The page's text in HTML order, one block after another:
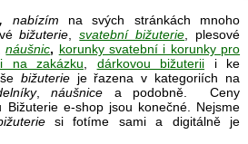
nabízím na svých stránkách mnoho
bižuterie ,svatební bižuterie , plesové
,náušnic, korunky svatební i korunky pro
na zakázku dárkovou bižuterii i ke
bižuterieje řazena v kategoriích na
,náušnice a podobně. Ceny
Bižuterie e-shop jsou konečné. Nejsme
si fotíme sami a digitálně je